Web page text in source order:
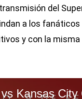
del
a los fanáticos
y con la